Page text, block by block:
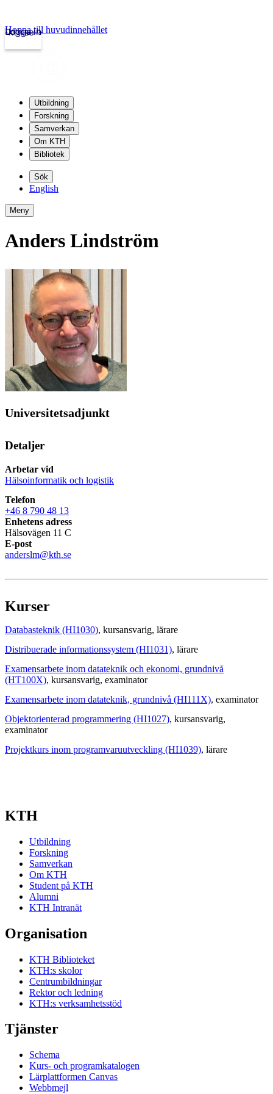
kth.se
Logga in
Hoppa till huvudinnehållet
Utbildning
Forskning
Samverkan
Om KTH
Bibliotek
Sök
English
Meny
Anders Lindström
Universitetsadjunkt
Detaljer
Arbetar vid
Hälsoinformatik och logistik
Telefon
+46 8 790 48 13
Enhetens adress
Hälsovägen 11 C
E-post
anderslm@kth.se
Kurser
Databasteknik (HI1030), kursansvarig, lärare
Distribuerade informationssystem (HI1031), lärare
Examensarbete inom datateknik och ekonomi, grundnivå
(HT100X), kursansvarig, examinator
Examensarbete inom datateknik, grundnivå (HI111X), examinator
Objektorienterad programmering (HI1027), kursansvarig,
examinator
Projektkurs inom programvaruutveckling (HI1039), lärare
KTH
Utbildning
Forskning
Samverkan
Om KTH
Student på KTH
Alumni
KTH Intranät
Organisation
KTH Biblioteket
KTH:s skolor
Centrumbildningar
Rektor och ledning
KTH:s verksamhetsstöd
Tjänster
Schema
Kurs- och programkatalogen
Lärplattformen Canvas
Webbmejl